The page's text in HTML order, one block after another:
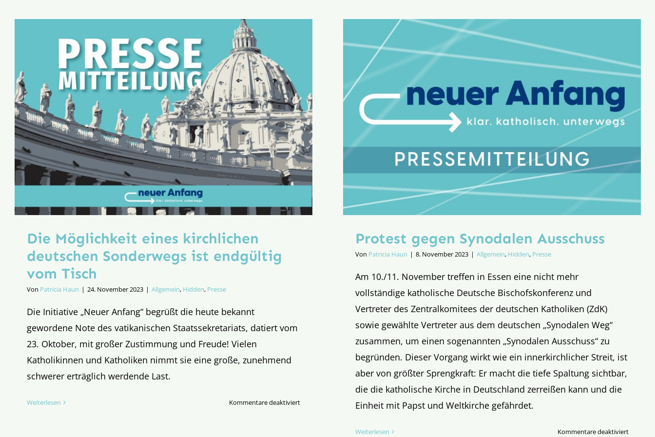
Die Möglichkeit eines kirchlichen
deutschen Sonderwegs ist endgültig
vom Tisch
Von Patricia Haun | 24. November 2023 | Allgemein, Hidden, Presse
Die Initiative „Neuer Anfang“ begrüßt die heute bekannt
gewordene Note des vatikanischen Staatssekretariats, datiert vom
23. Oktober, mit großer Zustimmung und Freude! Vielen
Katholikinnen und Katholiken nimmt sie eine große, zunehmend
schwerer erträglich werdende Last.
Weiterlesen Kommentare deaktiviertfür
Protest gegen Synodalen Ausschuss
Von Patricia Haun | 8. November 2023 | Allgemein, Hidden, Presse
Am 10./11. November treffen in Essen eine nicht mehr
vollständige katholische Deutsche Bischofskonferenz und
Vertreter des Zentralkomitees der deutschen Katholiken (ZdK)
sowie gewählte Vertreter aus dem deutschen „Synodalen Weg“
zusammen, um einen sogenannten „Synodalen Ausschuss“ zu
begründen. Dieser Vorgang wirkt wie ein innerkirchlicher Streit, ist
aber von größter Sprengkraft: Er macht die tiefe Spaltung sichtbar,
die die katholische Kirche in Deutschland zerreißen kann und die
Einheit mit Papst und Weltkirche gefährdet.
Weiterlesen Kommentare deaktiviertfür